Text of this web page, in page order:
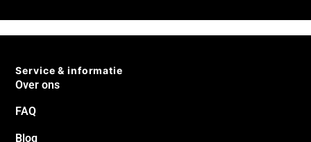
Service & informatie
Over ons
FAQ
Blog